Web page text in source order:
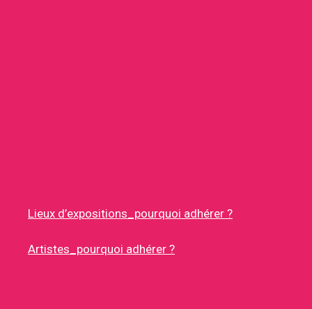
Lieux d’expositions_pourquoi adhérer ?
Artistes_pourquoi adhérer ?